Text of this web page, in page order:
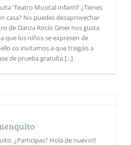
'Teatro Musical Infantil' ¿Tienes
casa? No puedes desaprovechar
de Danza Rocío Giner nos gusta
que los niños se expresen de
os invitamos a que traigáis a
de prueba gratuíta [...]
¿Participas? Hola de nuevo!!!